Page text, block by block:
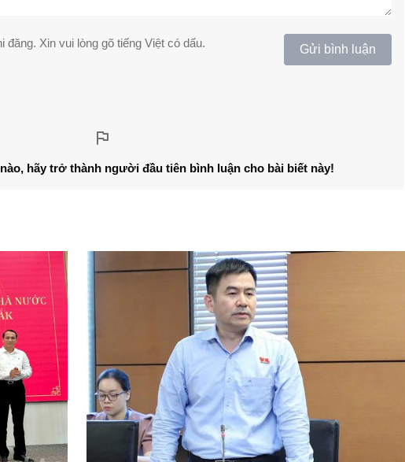
Xin vui lòng gõ tiếng Việt có dấu. Gửi bình luận
hãy trở thành người đầu tiên bình luận cho bài biết này!